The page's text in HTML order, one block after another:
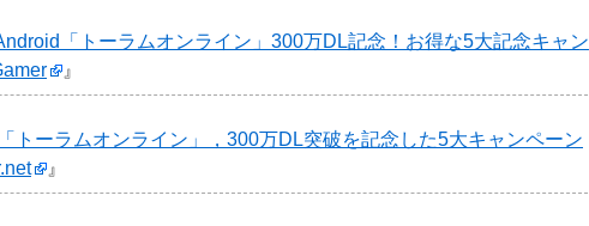
「トーラムオンライン」300万DL記念！お得な5大記念キャン
』
「トーラムオンライン」，300万DL突破を記念した5大キャンペーン
』